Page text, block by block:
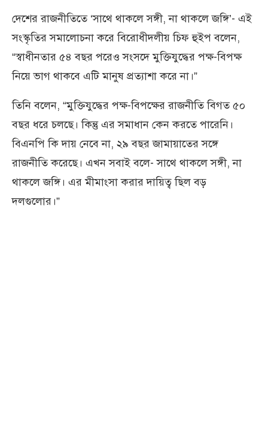
দেশের রাজনীতিতে ‘সাথে থাকলে সঙ্গী, না থাকলে জঙ্গি’- এই
সংস্কৃতির সমালোচনা করে বিরোধীদলীয় চিফ হুইপ বলেন,
“স্বাধীনতার ৫৪ বছর পরেও সংসদে মুক্তিযুদ্ধের পক্ষ-বিপক্ষ
নিয়ে ভাগ থাকবে এটি মানুষ প্রত্যাশা করে না।”
তিনি বলেন, “মুক্তিযুদ্ধের পক্ষ-বিপক্ষের রাজনীতি বিগত ৫০
বছর ধরে চলছে। কিন্তু এর সমাধান কেন করতে পারেনি।
বিএনপি কি দায় নেবে না, ২৯ বছর জামায়াতের সঙ্গে
রাজনীতি করেছে। এখন সবাই বলে- সাথে থাকলে সঙ্গী, না
থাকলে জঙ্গি। এর মীমাংসা করার দায়িত্ব ছিল বড়
দলগুলোর।”